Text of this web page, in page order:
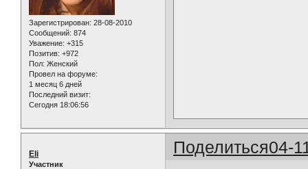
Зарегистрирован: 28-08-2010
Сообщений: 874
Уважение: +315
Позитив: +972
Пол: Женский
Провел на форуме:
1 месяц 6 дней
Последний визит:
Сегодня 18:06:56
Поделиться04-
Eli
Участник